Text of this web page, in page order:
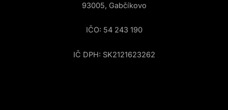
93005, Gabčíkovo
IČO: 54 243 190
IČ DPH: SK2121623262